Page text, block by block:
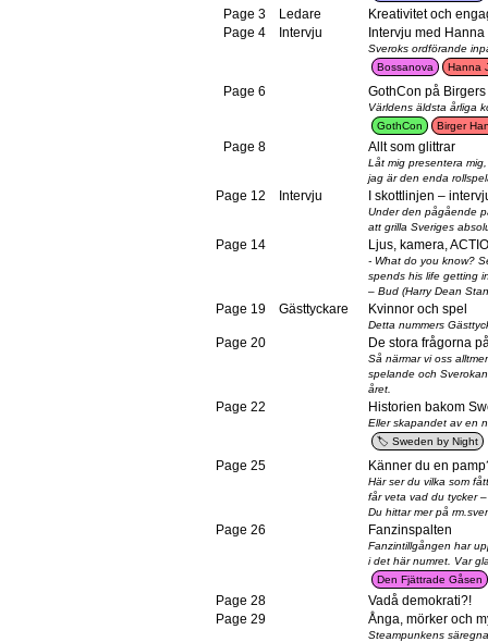
Page 3 Ledare
Kreativitet och
Page 4
Intervju Intervju med Hanna
Sveroks ordförande
Bossanova
Hanna
Page 6 GothCon på Birgers
Världens äldsta årliga
GothCon
Birger
Page 8 Allt som glittrar
Låt mig presentera
jag är den enda
Page 12 Intervju I skottlinjen –
Under den pågående
att grilla Sveriges
Page 14 Ljus, kamera,
- What do you know?
spends his life getting
– Bud (Harry Dean
Page 19 Gästtyckare Kvinnor och spel
Detta nummers
Page 20 De stora frågorna
Så närmar vi oss
spelande och
året.
Page 22 Historien bakom
Eller skapandet av en
Sweden by Night
Page 25 Känner du en
Här ser du vilka som
får veta vad du tycker
Du hittar mer på
Page 26 Fanzinspalten
Fanzintillgången har
i det här numret. Var
Den Fjättrade Gåsen
Page 28
Vadå demokrati?!
Page 29
Ånga, mörker och
Steampunkens